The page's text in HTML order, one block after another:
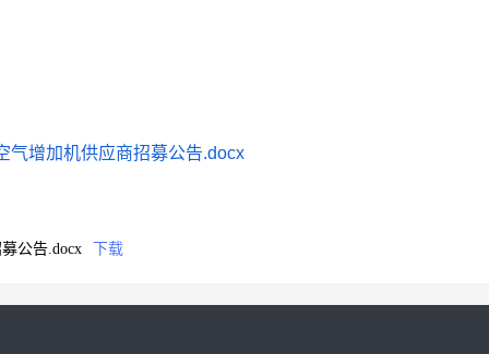
气增加机供应商招募公告.docx
公告.docx 下载